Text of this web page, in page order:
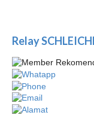
Relay